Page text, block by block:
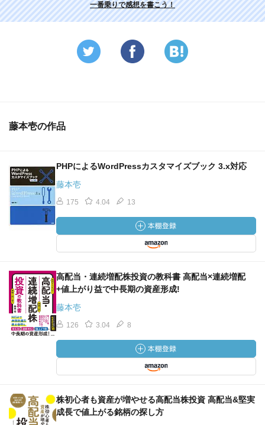
一番乗りで感想を書こう！
藤本壱の作品
PHPによるWordPressカスタマイズブック 3.x対応
藤本壱
175 4.04 13
高配当・連続増配株投資の教科書 高配当×連続増配
+値上がり益で中長期の資産形成!
藤本壱
126 3.04 8
株初心者も資産が増やせる高配当株投資 高配当&堅実
成長で値上がる銘柄の探し方